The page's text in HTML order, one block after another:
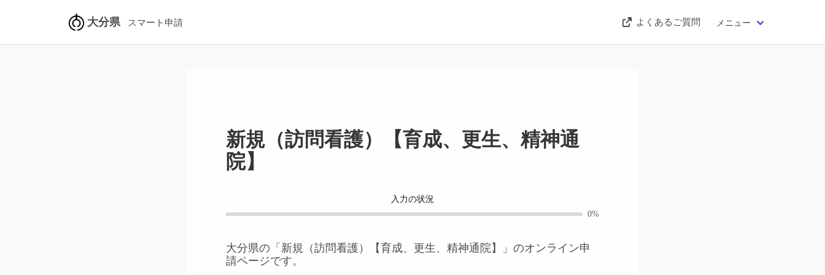
大分県 スマート申請 よくあるご質問 メニュー
新規（訪問看護）【育成、更生、精神通
院】
入力の状況
0%
大分県の「 新規（訪問看護）【育成、更生、精神通院】
」のオンライン申
請ページです。